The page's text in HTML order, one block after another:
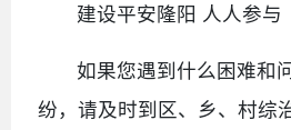
建设平安隆阳 人人参与
如果您遇到什么困难和
纷，请及时到区、乡、村综